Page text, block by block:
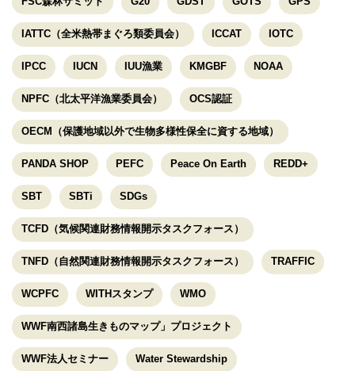
IATTC（全米熱帯まぐろ類委員会） ICCAT IOTC
IPCC IUCN IUU漁業 KMGBF NOAA
NPFC（北太平洋漁業委員会） OCS認証
OECM（保護地域以外で生物多様性保全に資する地域）
PANDA SHOP PEFC Peace On Earth REDD+
SBT SBTi SDGs
TCFD（気候関連財務情報開示タスクフォース）
TNFD（自然関連財務情報開示タスクフォース） TRAFFIC
WCPFC WITHスタンプ WMO
WWF南西諸島生きものマップ」プロジェクト
WWF法人セミナー Water Stewardship